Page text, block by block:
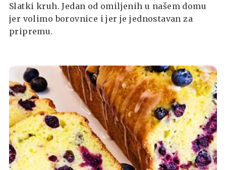
Slatki kruh. Jedan od omiljenih u našem domu
jer volimo borovnice i jer je jednostavan za
pripremu.